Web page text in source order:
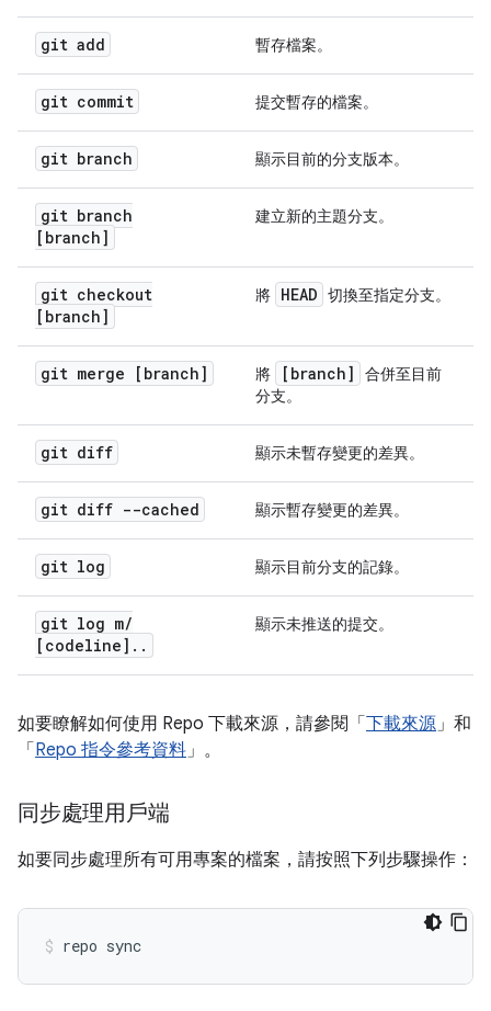
git add 暫存檔案。
git commit 提交暫存的檔案。
git branch 顯示目前的分支版本。
git branch
[branch]
建立新的主題分支。
git checkout
[branch]
將 HEAD 切換至指定分支。
git merge [branch] 將 [branch]
合併至目前
分支。
git diff 顯示未暫存變更的差異。
git diff --cached 顯示暫存變更的差異。
git log 顯示目前分支的記錄。
git log m/
[codeline] . .
顯示未推送的提交。
如要瞭解如何使用 Repo 下載來源，請參閱「 下載來源」和
「 Repo 指令參考資料」。
同步處理用戶端
如要同步處理所有可用專案的檔案，請按照下列步驟操作：
repo sync